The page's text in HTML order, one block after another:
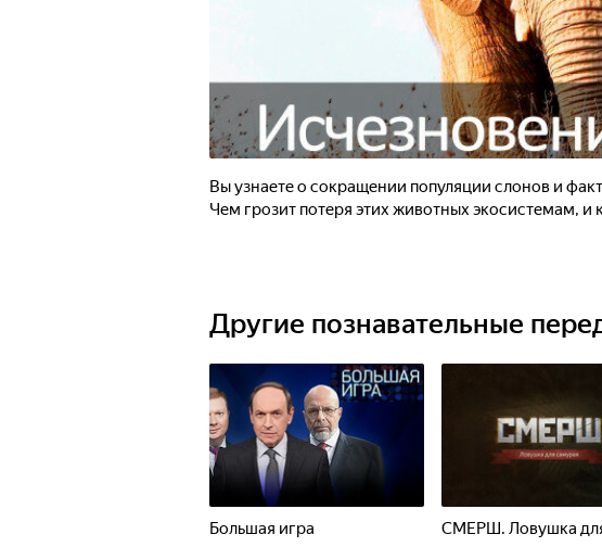
Вы узнаете о сокращении популяции слонов и
Чем грозит потеря этих животных экосистемам,
Другие познавательные
Большая игра
СМЕРШ. Ловушка